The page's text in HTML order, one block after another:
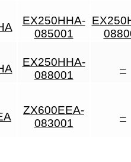
EX250HHA-
085001
EX250HHA-
088001
–
ZX600EEA-
083001
–